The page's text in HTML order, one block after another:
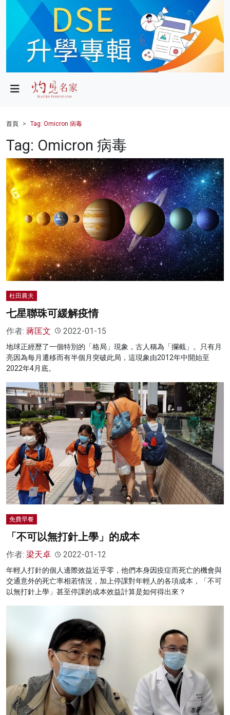
政局
財經
健康
商業
科技
影片
名家榜
灼見活動
首頁 Tag: Omicron 病毒
Tag: Omicron 病毒
杜田農夫
七星聯珠可緩解疫情
作者: 蔣匡文 2022-01-15
地球正經歷了一個特別的「格局」現象，古人稱為「攔截」。只有月
亮因為每月遷移而有半個月突破此局，這現象由2012年中開始至
2022年4月底。
免費早餐
「不可以無打針上學」的成本
作者: 梁天卓 2022-01-12
年輕人打針的個人邊際效益近乎零，他們本身因疫症而死亡的機會與
交通意外的死亡率相若情況，加上停課對年輕人的各項成本，「不可
以無打針上學」甚至停課的成本效益計算是如何得出來？